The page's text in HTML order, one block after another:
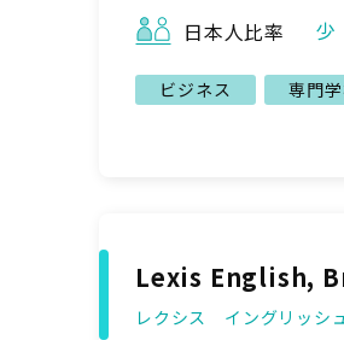
日本人比率
少
ビジネス 専門
Lexis English,
レクシス イングリッシ